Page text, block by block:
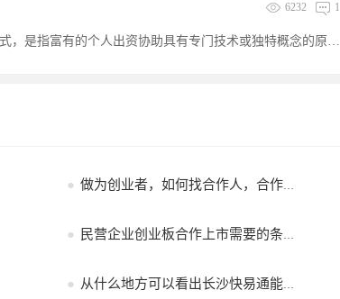
6232 1
天使合作（Angel Investment），是权益资源合作的一种形式，是指富有的个人出资协助具有专门技术或独特概念的原创项目或小型初创企业，进行一次性的前期合作。它是风险合作的一种形式，在根据天使合作人的合作数量以及对被合作企业可能提供的综合资源进行合作。 天使合作（Angel Capital）是自由合作者或非正式风险合作机构，对原创项目构思或小型初创企业进行的一次性的前期合作。天使合作虽是风险合作的一种，但两者有着较大差别。天使合作是一种非组织化的创业合作形式，其资源来源大多是民间资源，而非专业的风险合作商。
● 做为创业者，如何找合作人，合作我的项目？
● 民营企业创业板合作上市需要的条件和流程 - 创业板怎么合作
● 从什么地方可以看出长沙快易通能为创业者朋友们带来商机？